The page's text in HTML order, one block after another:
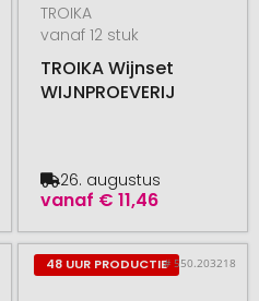
TROIKA
vanaf 12 stuk
TROIKA Wijnset
WIJNPROEVERIJ
vanaf € 11,46
26. augustus
48 UUR PRODUCTIE# 550.203218